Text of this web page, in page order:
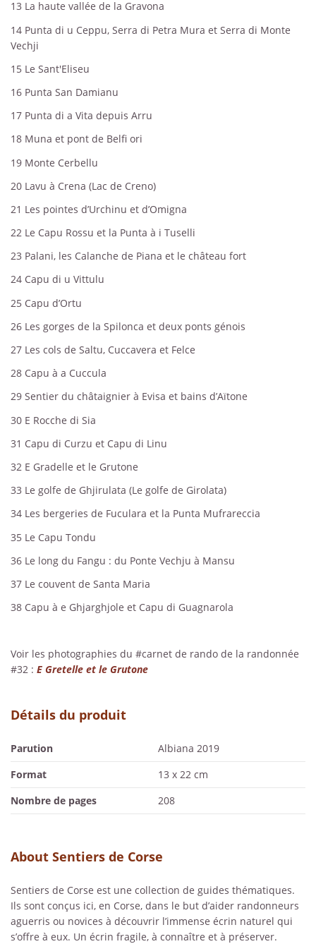
13 La haute vallée de la Gravona
14 Punta di u Ceppu, Serra di Petra Mura et Serra di Monte
Vechji
15 Le Sant'Eliseu
16 Punta San Damianu
17 Punta di a Vita depuis Arru
18 Muna et pont de Belfi ori
19 Monte Cerbellu
20 Lavu à Crena (Lac de Creno)
21 Les pointes d’Urchinu et d’Omigna
22 Le Capu Rossu et la Punta à i Tuselli
23 Palani, les Calanche de Piana et le château fort
24 Capu di u Vittulu
25 Capu d’Ortu
26 Les gorges de la Spilonca et deux ponts génois
27 Les cols de Saltu, Cuccavera et Felce
28 Capu à a Cuccula
29 Sentier du châtaignier à Evisa et bains d’Aïtone
30 E Rocche di Sia
31 Capu di Curzu et Capu di Linu
32 E Gradelle et le Grutone
33 Le golfe de Ghjirulata (Le golfe de Girolata)
34 Les bergeries de Fuculara et la Punta Mufrareccia
35 Le Capu Tondu
36 Le long du Fangu : du Ponte Vechju à Mansu
37 Le couvent de Santa Maria
38 Capu à e Ghjarghjole et Capu di Guagnarola
Voir les photographies du #carnet de rando de la randonnée
#32 : E Gretelle et le Grutone
Détails du produit
Parution
Albiana 2019
Format
13 x 22 cm
Nombre de pages
208
About Sentiers de Corse
Sentiers de Corse est une collection de guides thématiques.
Ils sont conçus ici, en Corse, dans le but d’aider randonneurs
aguerris ou novices à découvrir l’immense écrin naturel qui
s’offre à eux. Un écrin fragile, à connaître et à préserver.